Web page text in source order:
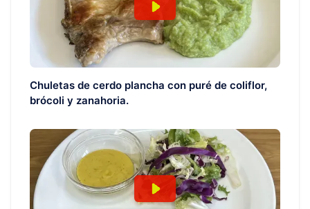
Chuletas de cerdo plancha con puré de coliflor,
brócoli y zanahoria.